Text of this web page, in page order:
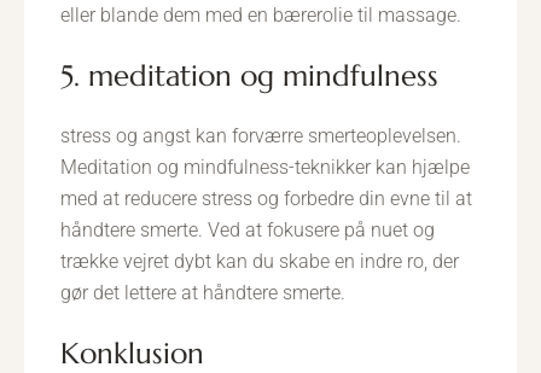
eller blande dem med en bærerolie til massage.
5. meditation og mindfulness
stress og angst kan forværre smerteoplevelsen.
Meditation og mindfulness-teknikker kan hjælpe
med at reducere stress og forbedre din evne til at
håndtere smerte. Ved at fokusere på nuet og
trække vejret dybt kan du skabe en indre ro, der
gør det lettere at håndtere smerte.
konklusion